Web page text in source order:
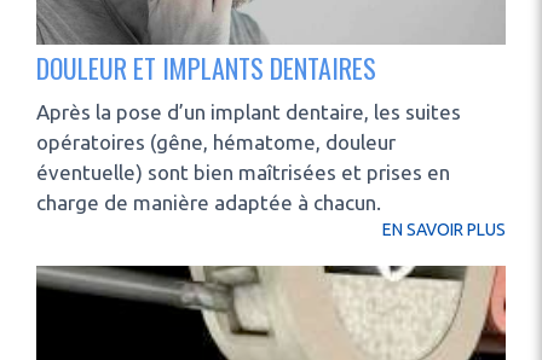
DOULEUR ET IMPLANTS DENTAIRES
Après la pose d’un implant dentaire, les suites
opératoires (gêne, hématome, douleur
éventuelle) sont bien maîtrisées et prises en
charge de manière adaptée à chacun.
EN SAVOIR PLUS